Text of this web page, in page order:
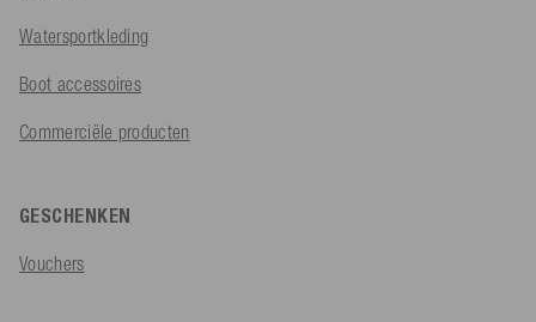
Watersportkleding
Boot accessoires
Commerciële producten
GESCHENKEN
Vouchers